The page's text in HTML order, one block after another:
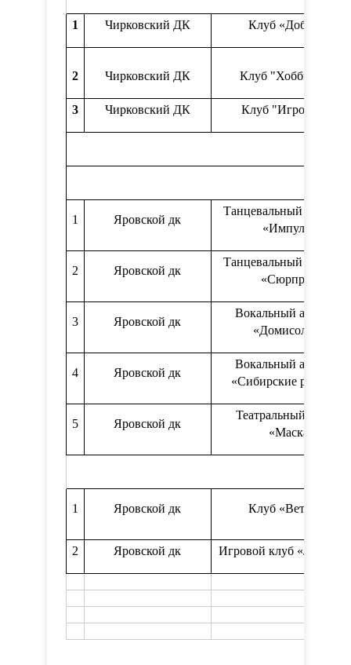
1 Чирковский ДК Клуб «Доброта»
2 Чирковский ДК Клуб "Хобби-клуб"
3 Чирковский ДК Клуб "Игромания"
1 Яровской дк
Танцевальный
«Импульс»
2 Яровской дк
Танцевальный
«Сюрприз»
3 Яровской дк
Вокальный ансамбль
«Домисолька»
4 Яровской дк
Вокальный ансамбль
«Сибирские
5 Яровской дк
Театральный кружок
«Маска»
1 Яровской дк Клуб «Ветеран»
2 Яровской дк Игровой клуб «Лего-